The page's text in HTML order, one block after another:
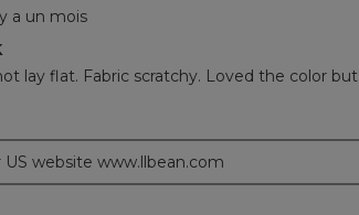
a un mois
lay flat. Fabric scratchy. Loved the color
website www.llbean.com